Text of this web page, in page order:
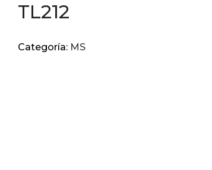
TL212
Categoría: MS